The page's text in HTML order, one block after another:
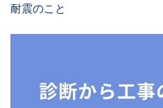
耐震のこと